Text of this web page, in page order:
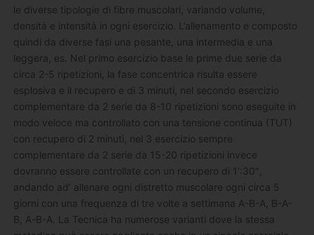
le diverse tipologie di fibre muscolari, variando volume,
densità e intensità in ogni esercizio. L’allenamento e composto
quindi da diverse fasi una pesante, una intermedia e una
leggera, es. Nel primo esercizio base le prime due serie da
circa 2-5 ripetizioni, la fase concentrica risulta essere
esplosiva e il recupero e di 3 minuti, nel secondo esercizio
complementare da 2 serie da 8-10 ripetizioni sono eseguite in
modo veloce ma controllato con una tensione continua (TUT)
con recupero di 2 minuti, nel 3 esercizio sempre
complementare da 2 serie da 15-20 ripetizioni invece
dovranno essere controllate con un recupero di 1′:30″,
andando ad’ allenare ogni distretto muscolare ogni circa 5
giorni con una frequenza di tre volte a settimana A-B-A, B-A-
B, A-B-A. La Tecnica ha numerose varianti dove la stessa